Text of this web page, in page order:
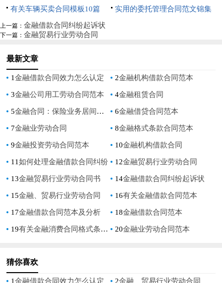
篇
有关车辆买卖合同模板10篇
实用的委托管理合同范文锦集
上一篇： 金融借款合同纠纷起诉状
下一篇： 金融贸易行业劳动合同
最新文章
1金融借款合同效力怎么认定 2金融机构借款合同范本
3金融公司用工劳动合同范本 4金融租赁合同
5金融合同：保险业务居间合约 6金融借贷合同范本
7金融业劳动合同 8金融格式条款合同范本
9金融投资劳动合同范本 10金融机构借款合同
11如何处理金融借款合同纠纷 12金融贸易行业劳动合同
13金融贸易行业劳动合同书 14金融借款合同纠纷起诉状
15金融、贸易行业劳动合同 16有关金融借款合同范本
17金融借款合同范本及分析 18金融借款合同范本
19有关金融消费合同格式条款问题探讨对青海金融机构的调研论文 20金融业劳动合同范本
猜你喜欢
1金融借款合同效力怎么认定 2金融、贸易行业劳动合同